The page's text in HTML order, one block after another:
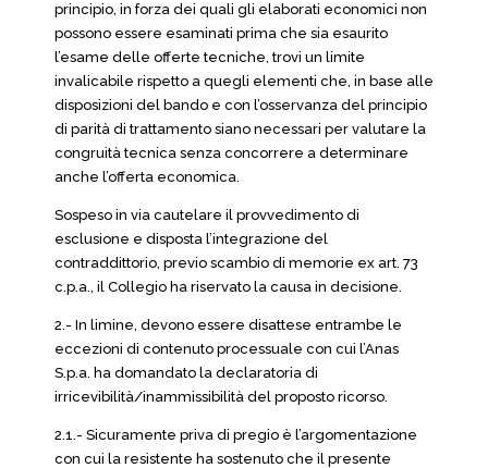
principio, in forza dei quali gli elaborati economici non
possono essere esaminati prima che sia esaurito
l’esame delle offerte tecniche, trovi un limite
invalicabile rispetto a quegli elementi che, in base alle
disposizioni del bando e con l’osservanza del principio
di parità di trattamento siano necessari per valutare la
congruità tecnica senza concorrere a determinare
anche l’offerta economica.
Sospeso in via cautelare il provvedimento di
esclusione e disposta l’integrazione del
contraddittorio, previo scambio di memorie ex art. 73
c.p.a., il Collegio ha riservato la causa in decisione.
2.- In limine, devono essere disattese entrambe le
eccezioni di contenuto processuale con cui l’Anas
S.p.a. ha domandato la declaratoria di
irricevibilità/inammissibilità del proposto ricorso.
2.1.- Sicuramente priva di pregio è l’argomentazione
con cui la resistente ha sostenuto che il presente